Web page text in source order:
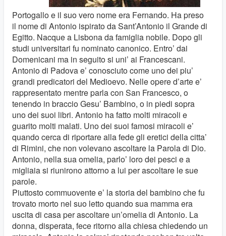
Portogallo e il suo vero nome era Fernando. Ha preso
il nome di Antonio ispirato da Sant’Antonio il Grande di
Egitto. Nacque a Lisbona da famiglia nobile. Dopo gli
studi universitari fu nominato canonico. Entro’ dai
Domenicani ma in seguito si uni’ ai Francescani.
Antonio di Padova e’ conosciuto come uno dei piu’
grandi predicatori del Medioevo. Nelle opere d’arte e’
rappresentato mentre parla con San Francesco, o
tenendo in braccio Gesu’ Bambino, o in piedi sopra
uno dei suoi libri. Antonio ha fatto molti miracoli e
guarito molti malati. Uno dei suoi famosi miracoli e’
quando cerca di riportare alla fede gli eretici della citta’
di Rimini, che non volevano ascoltare la Parola di Dio.
Antonio, nella sua omelia, parlo’ loro dei pesci e a
migliaia si riunirono attorno a lui per ascoltare le sue
parole.
Piuttosto commuovente e’ la storia del bambino che fu
trovato morto nel suo letto quando sua mamma era
uscita di casa per ascoltare un’omelia di Antonio. La
donna, disperata, fece ritorno alla chiesa chiedendo un